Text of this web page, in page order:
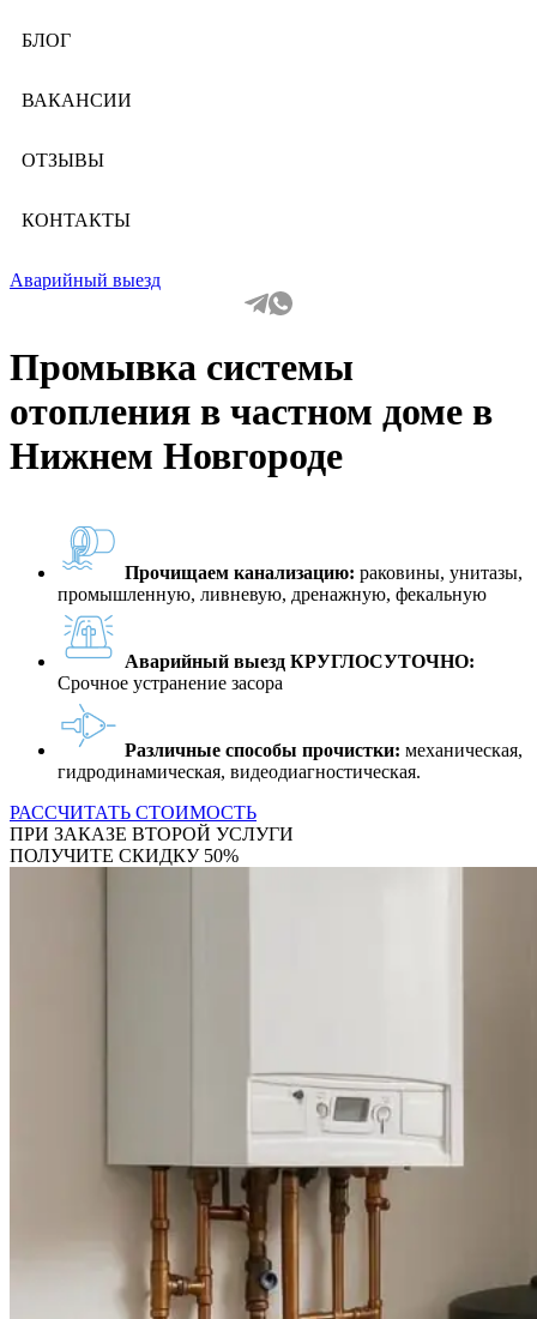
БЛОГ
ВАКАНСИИ
ОТЗЫВЫ
КОНТАКТЫ
Аварийный выезд
Промывка системы
отопления в частном доме в
Нижнем Новгороде
Прочищаем канализацию: раковины, унитазы,
промышленную, ливневую, дренажную, фекальную
Аварийный выезд КРУГЛОСУТОЧНО:
Срочное устранение засора
Различные способы прочистки: механическая,
гидродинамическая, видеодиагностическая.
РАССЧИТАТЬ СТОИМОСТЬ
ПРИ ЗАКАЗЕ ВТОРОЙ УСЛУГИ
ПОЛУЧИТЕ СКИДКУ 50%